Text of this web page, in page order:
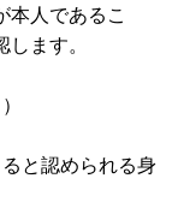
本人であるこ
ます。
と認められる身